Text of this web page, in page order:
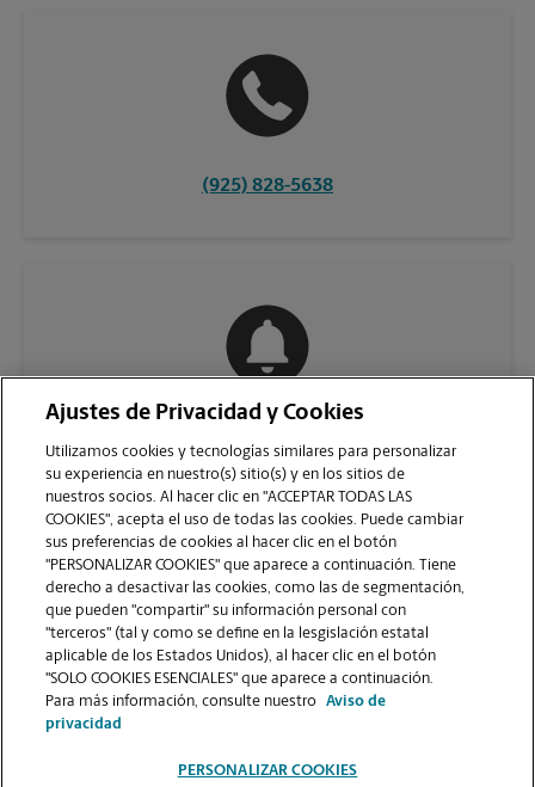
(925) 828-5638
VER LA PÁGINA DE LA TIENDA
Ajustes de Privacidad y Cookies
Utilizamos cookies y tecnologías similares para personalizar
su experiencia en nuestro(s) sitio(s) y en los sitios de
nuestros socios. Al hacer clic en "ACCEPTAR TODAS LAS
COOKIES", acepta el uso de todas las cookies. Puede cambiar
sus preferencias de cookies al hacer clic en el botón
"PERSONALIZAR COOKIES" que aparece a continuación. Tiene
derecho a desactivar las cookies, como las de segmentación,
que pueden "compartir" su información personal con
"terceros" (tal y como se define en la lesgislación estatal
aplicable de los Estados Unidos), al hacer clic en el botón
"SOLO COOKIES ESENCIALES" que aparece a continuación.
Para más información, consulte nuestro
Aviso de
privacidad
PERSONALIZAR COOKIES